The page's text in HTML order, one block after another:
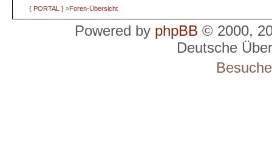
{ PORTAL } »Foren-Übersicht
Powered by phpBB © 2000,
Deutsche